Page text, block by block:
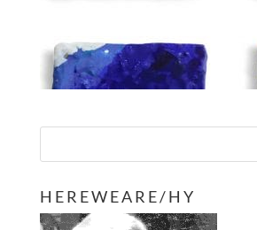
H E R E W E A R E / H Y